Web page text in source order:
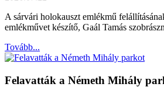
A sárvári holokauszt emlékmű
emlékművet készítő, Gaál Tamás
Tovább...
Felavatták a Németh Mihály